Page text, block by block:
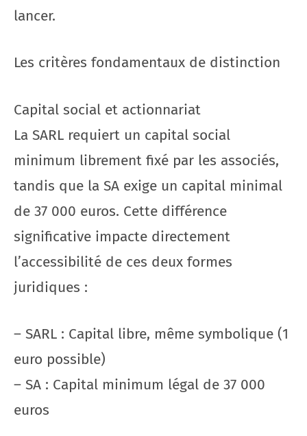
lancer.
Les critères fondamentaux de distinction
Capital social et actionnariat
La SARL requiert un capital social
minimum librement fixé par les associés,
tandis que la SA exige un capital minimal
de 37 000 euros. Cette différence
significative impacte directement
l’accessibilité de ces deux formes
juridiques :
– SARL : Capital libre, même symbolique (1
euro possible)
– SA : Capital minimum légal de 37 000
euros